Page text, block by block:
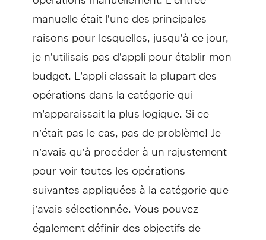
manuelle était l’une des principales
raisons pour lesquelles, jusqu’à ce jour,
je n’utilisais pas d’appli pour établir mon
budget. L’appli classait la plupart des
opérations dans la catégorie qui
m’apparaissait la plus logique. Si ce
n’était pas le cas, pas de problème! Je
n’avais qu’à procéder à un rajustement
pour voir toutes les opérations
suivantes appliquées à la catégorie que
j’avais sélectionnée. Vous pouvez
également définir des objectifs de